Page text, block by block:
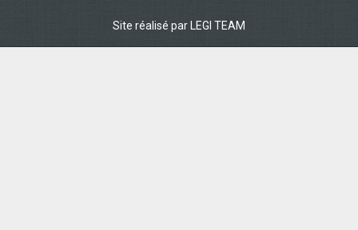
Site réalisé par LEGI TEAM